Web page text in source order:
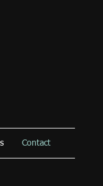
Contact